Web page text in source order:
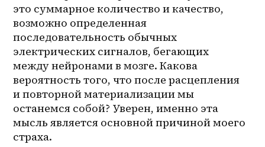
это суммарное количество и качество,
возможно определенная
последовательность обычных
электрических сигналов, бегающих
между нейронами в мозге. Какова
вероятность того, что после расцепления
и повторной материализации мы
останемся собой? Уверен, именно эта
мысль является основной причиной моего
страха.